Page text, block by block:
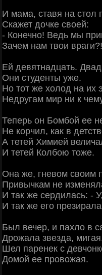
И мама, ставя на стол
Скажет дочке своей:
- Конечно! Ведь мы
Зачем нам твои враги?!
Ей девятнадцать.
Они студенты уже.
Но тот же холод на их
Недругам мир ни к
Теперь он Бомбой ее
Не корчил, как в
А тетей Химией
И тетей Колбою тоже.
Она же, гневом своим
Привычкам не
И так же сердилась: -
И так же его
Был вечер, и пахло в
Дрожала звезда,
Шел паренек с
Домой ее провожая.